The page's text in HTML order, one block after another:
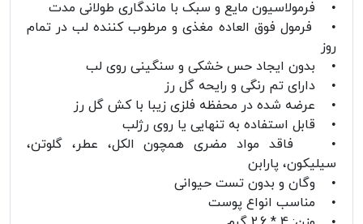
• فرمولاسیون مایع و سبک با ماندگاری طولانی مدت
• فرمول فوق العاده مغذی و مرطوب کننده لب در تمام
روز
• بدون ایجاد حس خشکی و سنگینی روی لب
• دارای تم رنگی و رایحه گل رز
• عرضه شده در محفظه فلزی زیبا با کش گل رز
• قابل استفاده به تنهایی یا روی رژلب
• فاقد مواد مضری همچون الکل، عطر، گلوتن،
سیلیکون، پارابن
• وگان و بدون تست حیوانی
• مناسب انواع پوست